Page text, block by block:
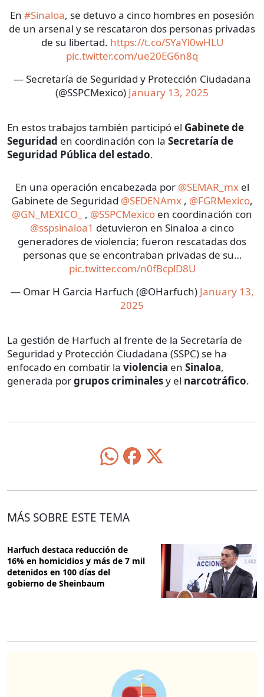
En #Sinaloa, se detuvo a cinco hombres en posesión
de un arsenal y se rescataron dos personas privadas
de su libertad. https://t.co/SYaYl0wHLU
pic.twitter.com/ue20EG6n8q
— Secretaría de Seguridad y Protección Ciudadana
(@SSPCMexico) January 13, 2025
En estos trabajos también participó el Gabinete de
Seguridad en coordinación con la Secretaría de
Seguridad Pública del estado.
En una operación encabezada por @SEMAR_mxel
Gabinete de Seguridad @SEDENAmx , @FGRMexico,
@GN_MEXICO_ , @SSPCMexico en coordinación con
@sspsinaloa1 detuvieron en Sinaloa a cinco
generadores de violencia; fueron rescatadas dos
personas que se encontraban privadas de su…
pic.twitter.com/n0fBcplD8U
— Omar H Garcia Harfuch (@OHarfuch) January 13,
2025
La gestión de Harfuch al frente de la Secretaría de
Seguridad y Protección Ciudadana (SSPC) se ha
enfocado en combatir la violencia en Sinaloa,
generada porgrupos criminalesy el narcotráfico.
MÁS SOBRE ESTE TEMA
Harfuch destaca reducción de
16% en homicidios y más de 7 mil
detenidos en 100 días del
gobierno de Sheinbaum